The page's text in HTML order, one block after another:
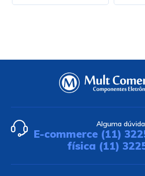
Alguma
E-commerce (11)
física (11)